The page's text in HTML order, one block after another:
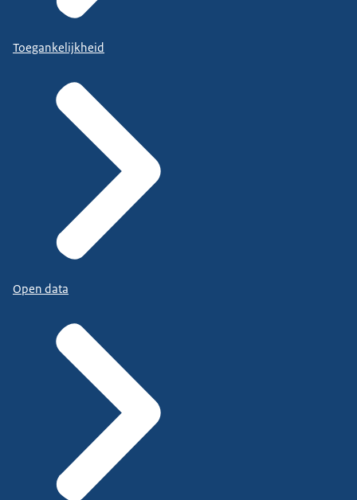
Toegankelijkheid
Open data